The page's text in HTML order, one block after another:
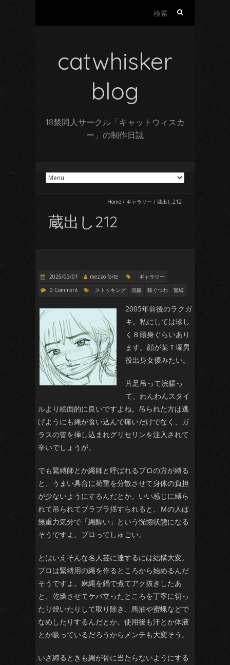
catwhisker
blog
18禁同人サークル「キャットウィスカ
ー」の制作日誌
Home / ギャラリー / 蔵出し212
蔵出し212
2025/03/01 mezzo forte
ギャラリー
0 Comment
ストッキング 浣腸 猿ぐつわ 緊縛
2005年前後のラクガ
キ。私にしては珍し
く８頭身ぐらいあり
ます。顔が某Ｔ塚男
役出身女優みたい。
片足吊って浣腸っ
て、わんわんスタイ
ルより絵面的に良いですよね。吊られた方は逃
げようにも縄が食い込んで痛いだけでなく、ガ
ラスの管を挿し込まれグリセリンを注入されて
辛いでしょうが。
でも緊縛師とか縄師と呼ばれるプロの方が縛る
と、うまい具合に荷重を分散させて身体の負担
が少ないようにするんだとか。いい感じに縛ら
れて吊られてブラブラ揺すられると、Ｍの人は
無重力気分で「縄酔い」という恍惚状態になる
そうですよ。プロってしゅごい。
とはいえそんな名人芸に達するには結構大変。
プロは緊縛用の縄を作るところから始めるんだ
そうですよ。麻縄を鍋で煮てアク抜きしたあ
と、乾燥させてケバ立ったところを丁寧に切っ
たり焼いたりして取り除き、馬油や蜜蝋などで
なめしたりするんだとか。使用後も汗とか体液
とか吸っているだろうからメンテも大変そう。
いざ縛るときも縄が骨に当たらないようにする